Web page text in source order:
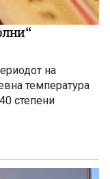
на
температура
степени